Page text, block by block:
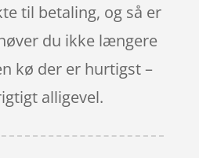
til betaling, og så er
du ikke længere
kø der er hurtigst –
alligevel.